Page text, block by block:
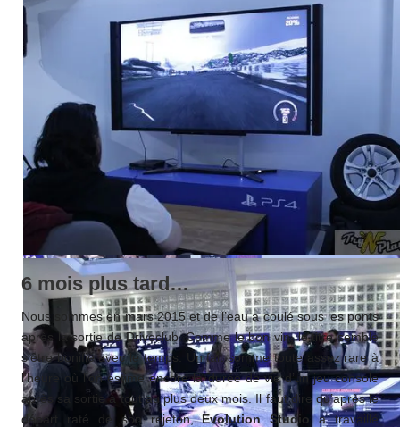
6 mois plus tard…
Nous sommes en mars 2015 et de l’eau a coulé sous les ponts
après la sortie de Driveclub. Comme le bon vin, le titre semble
s’être bonifié avec le temps. Un fait somme toute assez rare à
l’heure où l’on estime encore la durée de vie d’un jeu console
après sa sortie à tout au plus deux mois. Il faut dire qu’après le
départ raté de son rejeton,Evolution Studio a travaillé